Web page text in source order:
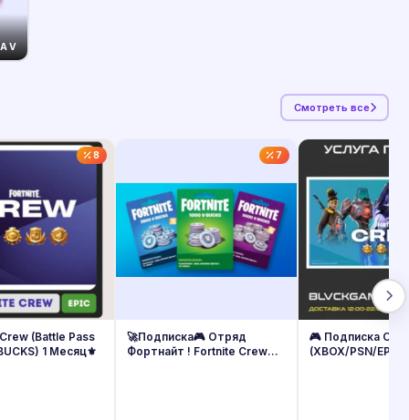
V
Смотреть все
8
(Battle Pass
1 Месяц⚜️
7
🚀Подписка🎮 Отряд
Фортнайт ! Fortnite Crew🎁
🎮 Подписка
(XBOX/PSN/EPIC)